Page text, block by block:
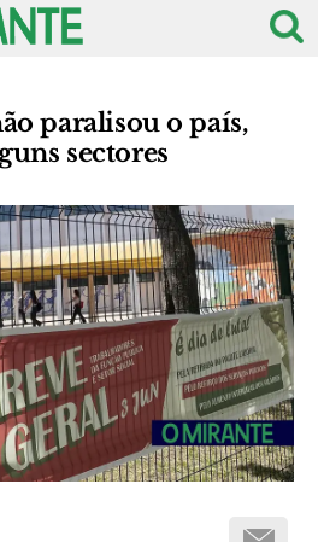
paralisou o país,
sectores